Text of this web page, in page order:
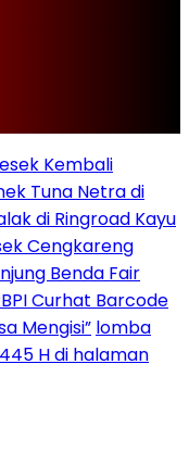
Kembali
Tuna Netra di
di Ringroad Kayu
Cengkareng
Benda Fair
Curhat Barcode
Mengisi” lomba
H di halaman